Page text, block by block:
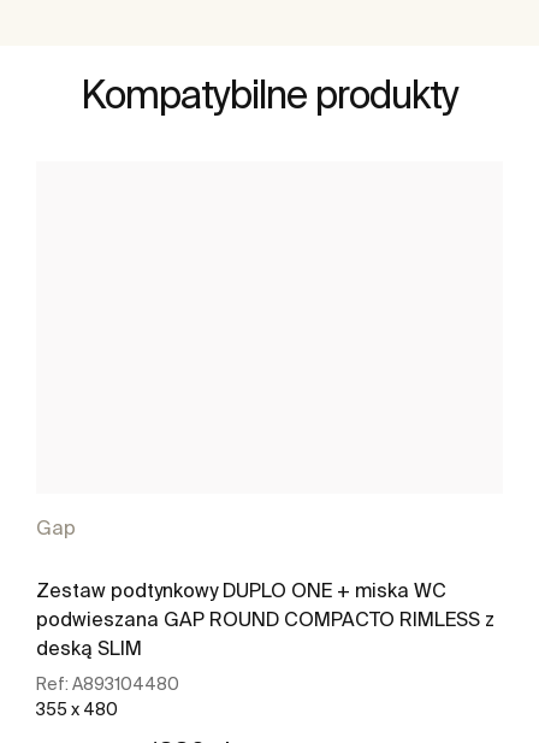
Kompatybilne produkty
Gap
Zestaw podtynkowy DUPLO ONE + miska WC
podwieszana GAP ROUND COMPACTO RIMLESS z
deską SLIM
Ref: A893104480
355 x 480